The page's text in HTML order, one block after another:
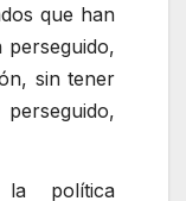
que han
sin tener
política